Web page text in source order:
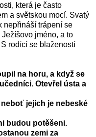
která je často
a světskou mocí. Svatý
nepřináší trápení se
jméno, a to
rodící se blažeností
na horu, a když se
Otevřel ústa a
jejich je nebeské
budou potěšeni.
zemi za